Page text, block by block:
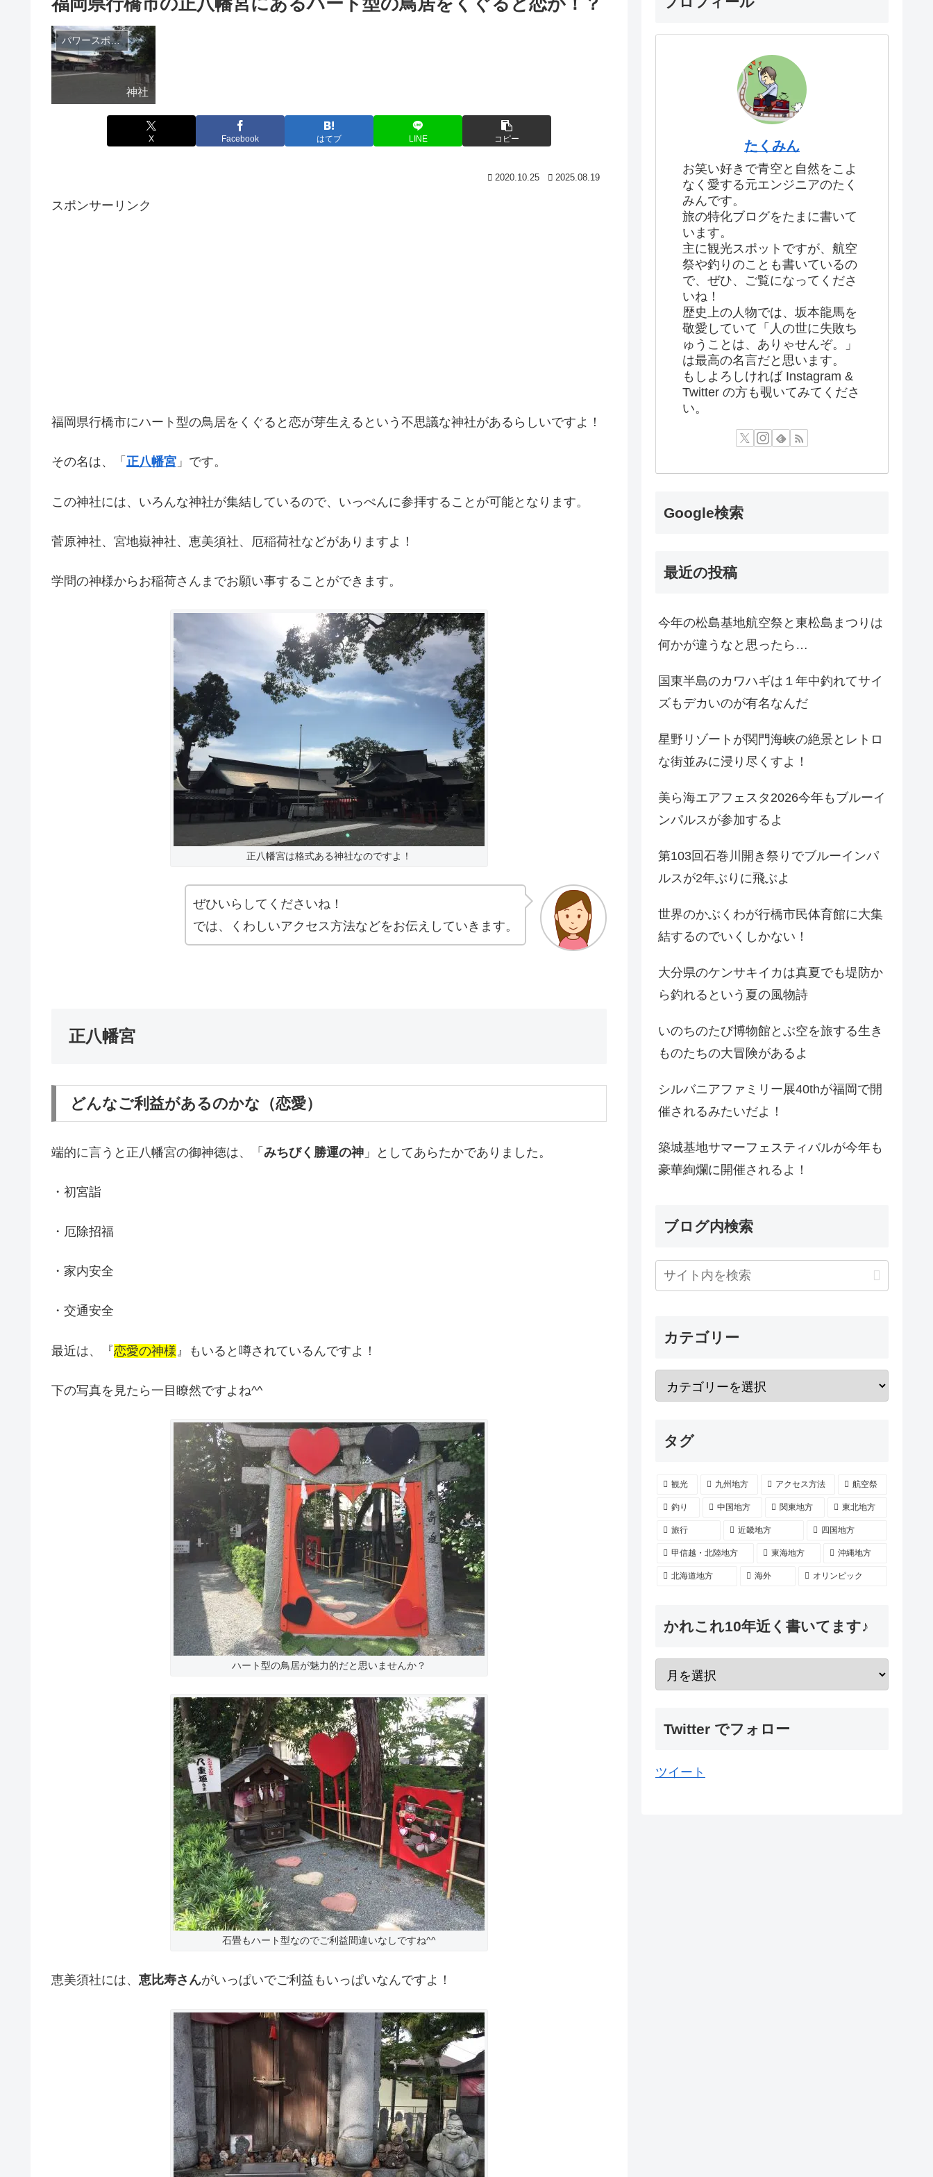
パワースポット
神社
X Facebook はてブ LINE コピー
2020.10.25 2025.08.19
スポンサーリンク
福岡県行橋市にハート型の鳥居をくぐると恋が芽生えるという不思議な神社があるらしいですよ！
その名は、「 正八幡宮 」です。
この神社には、いろんな神社が集結しているので、いっぺんに参拝することが可能となります。
菅原神社、宮地嶽神社、恵美須社、厄稲荷社などがありますよ！
学問の神様からお稲荷さんまでお願い事することができます。
正八幡宮は格式ある神社なのですよ！
ぜひいらしてくださいね！
では、くわしいアクセス方法などをお伝えしていきます。
正八幡宮
どんなご利益があるのかな（恋愛）
端的に言うと正八幡宮の御神徳は、「 みちびく勝運の神 」としてあらたかでありました。
・初宮詣
・厄除招福
・家内安全
・交通安全
最近は、『恋愛の神様 』もいると噂されているんですよ！
下の写真を見たら一目瞭然ですよね^^
ハート型の鳥居が魅力的だと思いませんか？
石畳もハート型なのでご利益間違いなしですね^^
恵美須社には、 恵比寿さんがいっぱいでご利益もいっぱいなんですよ！
たくみん
お笑い好きで青空と自然をこよ
なく愛する元エンジニアのたく
みんです。
旅の特化ブログをたまに書いて
います。
主に観光スポットですが、航空
祭や釣りのことも書いているの
で、ぜひ、ご覧になってくださ
いね！
歴史上の人物では、坂本龍馬を
敬愛していて「人の世に失敗ち
ゅうことは、ありゃせんぞ。」
は最高の名言だと思います。
もしよろしければ Instagram &
Twitter の方も覗いてみてくださ
い。
Google検索
最近の投稿
今年の松島基地航空祭と東松島まつりは
何かが違うなと思ったら…
国東半島のカワハギは１年中釣れてサイ
ズもデカいのが有名なんだ
星野リゾートが関門海峡の絶景とレトロ
な街並みに浸り尽くすよ！
美ら海エアフェスタ2026今年もブルーイ
ンパルスが参加するよ
第103回石巻川開き祭りでブルーインパ
ルスが2年ぶりに飛ぶよ
世界のかぶくわが行橋市民体育館に大集
結するのでいくしかない！
大分県のケンサキイカは真夏でも堤防か
ら釣れるという夏の風物詩
いのちのたび博物館とぶ空を旅する生き
ものたちの大冒険があるよ
シルバニアファミリー展40thが福岡で開
催されるみたいだよ！
築城基地サマーフェスティバルが今年も
豪華絢爛に開催されるよ！
ブログ内検索
カテゴリー
タグ
観光 九州地方 アクセス方法 航空祭
釣り 中国地方 関東地方 東北地方
旅行 近畿地方 四国地方
甲信越・北陸地方 東海地方 沖縄地方
北海道地方 海外 オリンピック
かれこれ10年近く書いてます♪
Twitter でフォロー
ツイート